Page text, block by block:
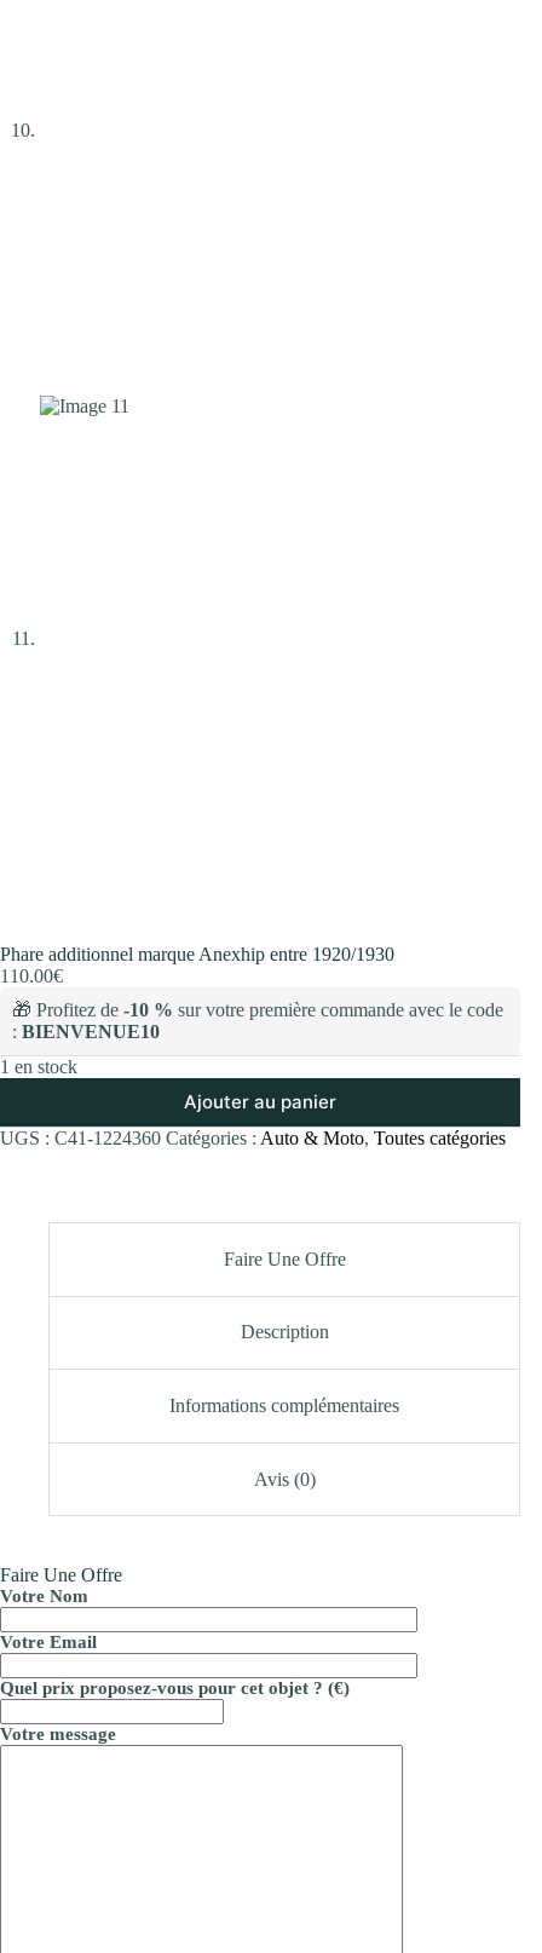
Phare additionnel marque Anexhip entre 1920/1930
110.00€
🎁 Profitez de -10 % sur votre première commande avec le code
: BIENVENUE10
1 en stock
Ajouter au panier
UGS : C41-1224360 Catégories : Auto & Moto, Toutes catégories
Faire Une Offre
Description
Informations complémentaires
Avis (0)
Faire Une Offre
Votre Nom
Votre Email
Quel prix proposez-vous pour cet objet ? (€)
Votre message